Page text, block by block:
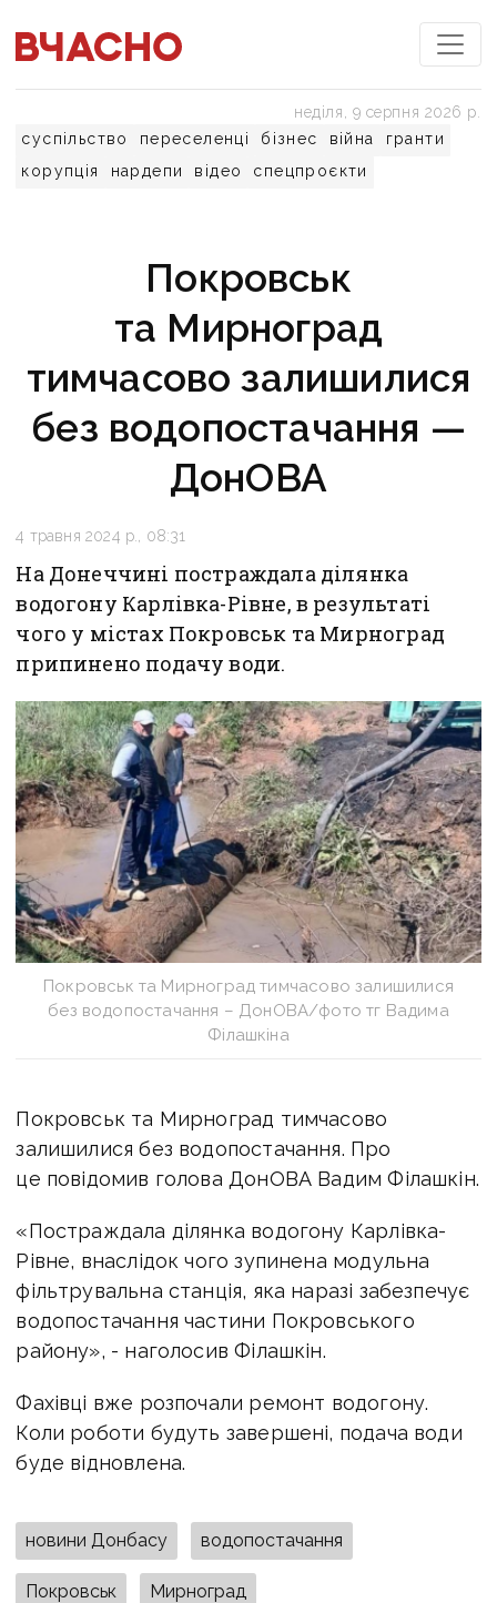
суспільство переселенці бізнес війна
гранти
корупція
нардепи відео спецпроєкти
неділя, 9 серпня 2026 р.
Покровськ
та Мирноград
тимчасово залишилися
без водопостачання —
ДонОВА
4 травня 2024 р., 08:31
На Донеччині постраждала ділянка
водогону Карлівка-Рівне, в результаті
чого у містах Покровськ та Мирноград
припинено подачу води.
Покровськ та Мирноград тимчасово залишилися
без водопостачання – ДонОВА/фото тг Вадима
Філашкіна
Покровськ та Мирноград тимчасово
залишилися без водопостачання. Про
це повідомив голова ДонОВА Вадим Філашкін.
«Постраждала ділянка водогону Карлівка-
Рівне, внаслідок чого зупинена модульна
фільтрувальна станція, яка наразі забезпечує
водопостачання частини Покровського
району», - наголосив Філашкін.
Фахівці вже розпочали ремонт водогону.
Коли роботи будуть завершені, подача води
буде відновлена.
новини Донбасу водопостачання
Покровськ Мирноград